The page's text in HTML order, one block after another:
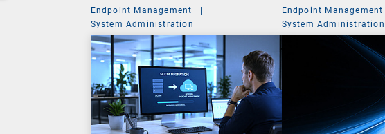
Endpoint Management
|
System Administration
Endpoint Management
System Administration